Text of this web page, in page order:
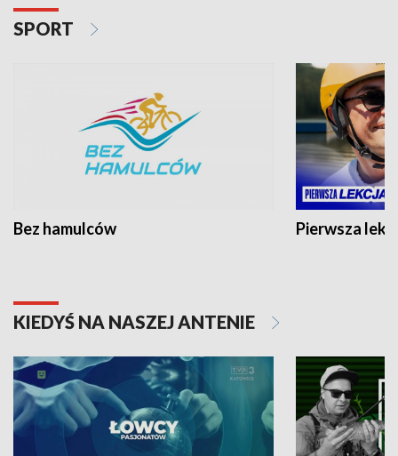
SPORT
Bez hamulców Pierwsza
KIEDYŚ NA NASZEJ ANTENIE